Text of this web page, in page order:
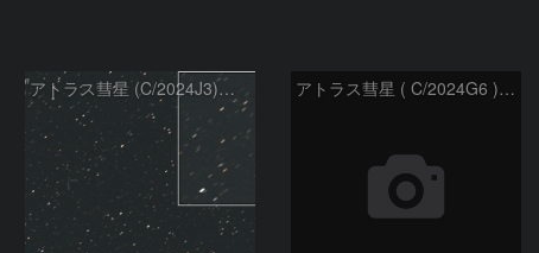
アトラス彗星 (C/2024J3)：2026/07/09 アトラス彗星 ( C/2024G6 )：2026/07/08